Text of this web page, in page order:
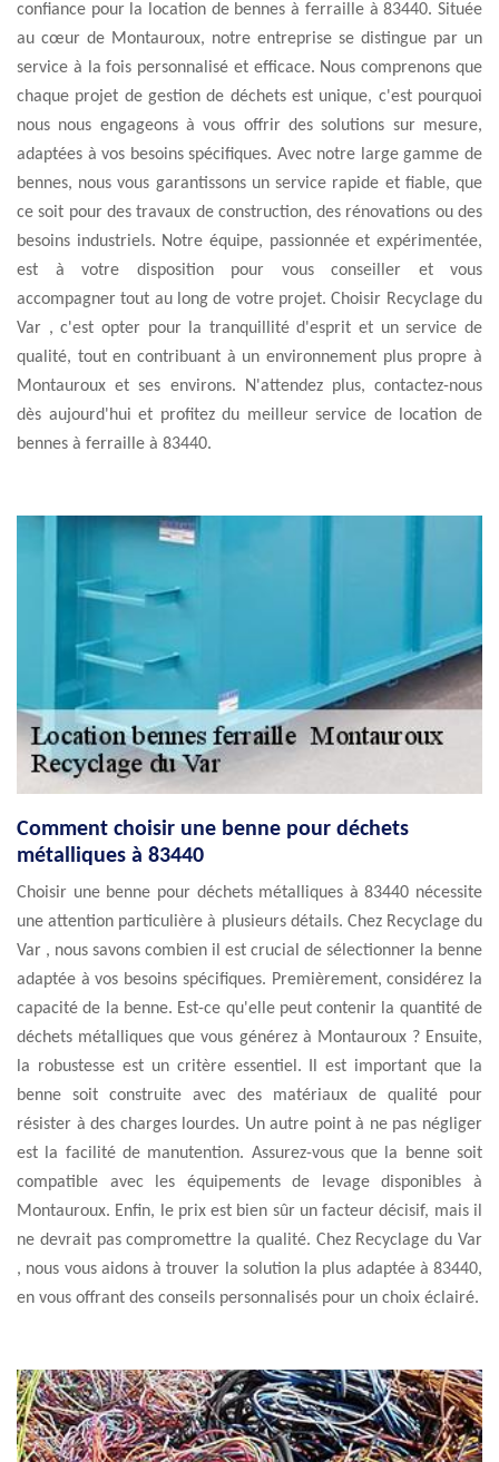
confiance pour la location de bennes à ferraille à 83440. Située
au cœur de Montauroux, notre entreprise se distingue par un
service à la fois personnalisé et efficace. Nous comprenons que
chaque projet de gestion de déchets est unique, c'est pourquoi
nous nous engageons à vous offrir des solutions sur mesure,
adaptées à vos besoins spécifiques. Avec notre large gamme de
bennes, nous vous garantissons un service rapide et fiable, que
ce soit pour des travaux de construction, des rénovations ou des
besoins industriels. Notre équipe, passionnée et expérimentée,
est à votre disposition pour vous conseiller et vous
accompagner tout au long de votre projet. Choisir Recyclage du
Var , c'est opter pour la tranquillité d'esprit et un service de
qualité, tout en contribuant à un environnement plus propre à
Montauroux et ses environs. N'attendez plus, contactez-nous
dès aujourd'hui et profitez du meilleur service de location de
bennes à ferraille à 83440.
Comment choisir une benne pour déchets
métalliques à 83440
Choisir une benne pour déchets métalliques à 83440 nécessite
une attention particulière à plusieurs détails. Chez Recyclage du
Var , nous savons combien il est crucial de sélectionner la benne
adaptée à vos besoins spécifiques. Premièrement, considérez la
capacité de la benne. Est-ce qu'elle peut contenir la quantité de
déchets métalliques que vous générez à Montauroux ? Ensuite,
la robustesse est un critère essentiel. Il est important que la
benne soit construite avec des matériaux de qualité pour
résister à des charges lourdes. Un autre point à ne pas négliger
est la facilité de manutention. Assurez-vous que la benne soit
compatible avec les équipements de levage disponibles à
Montauroux. Enfin, le prix est bien sûr un facteur décisif, mais il
ne devrait pas compromettre la qualité. Chez Recyclage du Var
, nous vous aidons à trouver la solution la plus adaptée à 83440,
en vous offrant des conseils personnalisés pour un choix éclairé.